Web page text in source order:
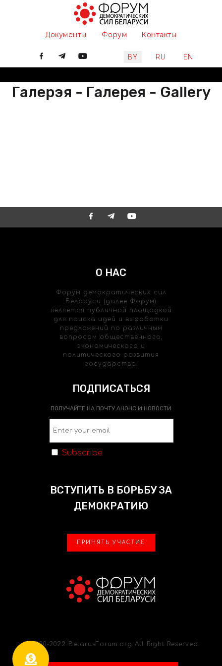
Документы Форум Контакты
Выберите язык
BY RU EN
Галерэя - Галерея - Gallery
О НАС
Форум демократических сил
Беларуси (далее Форум)
является публичной площадкой
для поиска идей и выработки
предложений по различным
вопросам общественного,
экономического и
политического развития
государства.
ПОДПИСАТЬСЯ
ПОЛУЧАЙТЕ НА ПОЧТУ АНОНС И НОВОСТИ
Subscribe
ВСТУПИТЬ В БОРЬБУ ЗА
ДЕМОКРАТИЮ
ПРИНЯТЬ УЧАСТИЕ
© 2020-2022 BelarusForum.org All Right Reserved.